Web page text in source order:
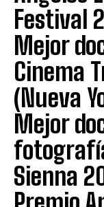
Festival
Mejor
Cinema
(Nueva
Mejor
Sienna